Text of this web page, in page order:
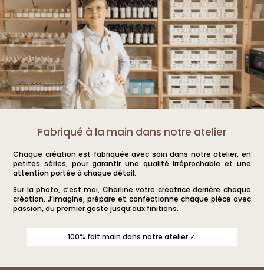
Fabriqué à la main dans notre atelier
Chaque création est fabriquée avec soin dans notre atelier, en
petites séries, pour garantir une qualité irréprochable et une
attention portée à chaque détail.
Sur la photo, c’est moi, Charline votre créatrice derrière chaque
création. J’imagine, prépare et confectionne chaque pièce avec
passion, du premier geste jusqu’aux finitions.
100% fait main dans notre atelier ✓